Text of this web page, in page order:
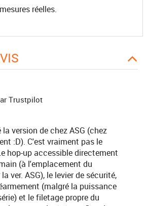
réelles.
Trustpilot
version de chez ASG (chez
:D). C'est vraiment pas le
hop-up accessible directement
(à l'emplacement du
ver. ASG), le levier de sécurité,
(malgré la puissance
et le filetage propre du